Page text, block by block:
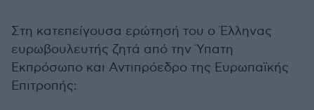
Στη κατεπείγουσα ερώτησή του ο Έλληνας
ευρωβουλευτής ζητά από την Ύπατη
Εκπρόσωπο και Αντιπρόεδρο της Ευρωπαϊκής
Επιτροπής: